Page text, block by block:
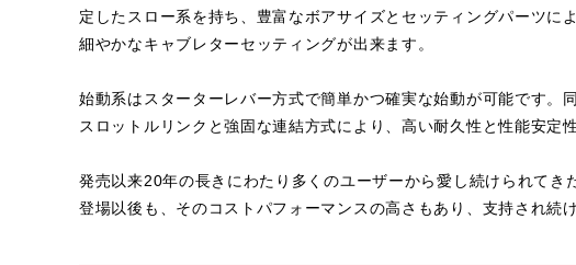
定したスロー系を持ち、豊富なボアサイズとセッティングパーツに
細やかなキャブレターセッティングが出来ます。
始動系はスターターレバー方式で簡単かつ確実な始動が可能です。
スロットルリンクと強固な連結方式により、高い耐久性と性能安定
発売以来20年の長きにわたり多くのユーザーから愛し続けられて
登場以後も、そのコストパフォーマンスの高さもあり、支持され続け